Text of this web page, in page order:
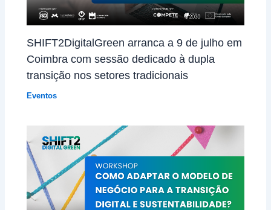
SHIFT2DigitalGreen arranca a 9 de julho em
Coimbra com sessão dedicado à dupla
transição nos setores tradicionais
Eventos